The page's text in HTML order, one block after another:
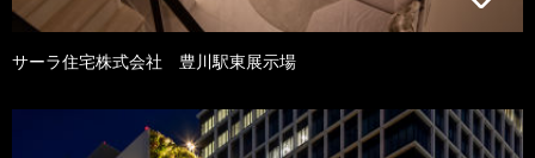
サーラ住宅株式会社 豊川駅東展示場